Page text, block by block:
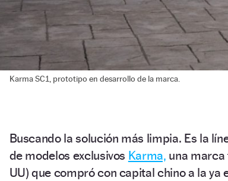
Karma SC1, prototipo en desarrollo de la marca.
Buscando la solución más limpia. Es la
de modelos exclusivos Karma, una marca
UU) que compró con capital chino a la ya